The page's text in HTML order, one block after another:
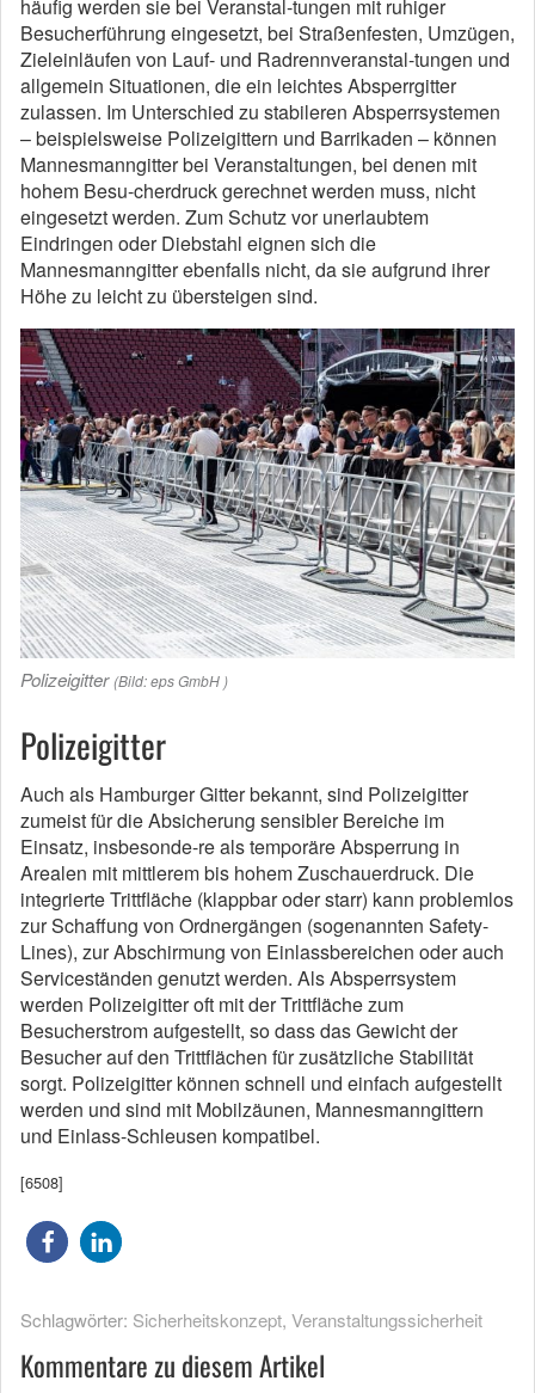
häufig werden sie bei Veranstal-tungen mit ruhiger
Besucherführung eingesetzt, bei Straßenfesten, Umzügen,
Zieleinläufen von Lauf- und Radrennveranstal-tungen und
allgemein Situationen, die ein leichtes Absperrgitter
zulassen. Im Unterschied zu stabileren Absperrsystemen
– beispielsweise Polizeigittern und Barrikaden – können
Mannesmanngitter bei Veranstaltungen, bei denen mit
hohem Besu-cherdruck gerechnet werden muss, nicht
eingesetzt werden. Zum Schutz vor unerlaubtem
Eindringen oder Diebstahl eignen sich die
Mannesmanngitter ebenfalls nicht, da sie aufgrund ihrer
Höhe zu leicht zu übersteigen sind.
Polizeigitter (Bild: eps GmbH )
Polizeigitter
Auch als Hamburger Gitter bekannt, sind Polizeigitter
zumeist für die Absicherung sensibler Bereiche im
Einsatz, insbesonde-re als temporäre Absperrung in
Arealen mit mittlerem bis hohem Zuschauerdruck. Die
integrierte Trittfläche (klappbar oder starr) kann problemlos
zur Schaffung von Ordnergängen (sogenannten Safety-
Lines), zur Abschirmung von Einlassbereichen oder auch
Serviceständen genutzt werden. Als Absperrsystem
werden Polizeigitter oft mit der Trittfläche zum
Besucherstrom aufgestellt, so dass das Gewicht der
Besucher auf den Trittflächen für zusätzliche Stabilität
sorgt. Polizeigitter können schnell und einfach aufgestellt
werden und sind mit Mobilzäunen, Mannesmanngittern
und Einlass-Schleusen kompatibel.
[6508]
Schlagwörter: Sicherheitskonzept, Veranstaltungssicherheit
Kommentare zu diesem Artikel